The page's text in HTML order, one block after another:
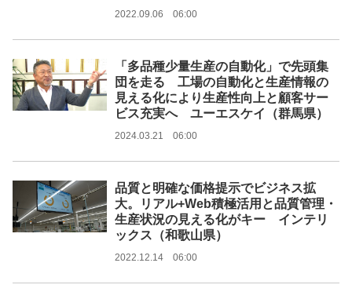
2022.09.06 06:00
「多品種少量生産の自動化」で先頭集
団を走る 工場の自動化と生産情報の
見える化により生産性向上と顧客サー
ビス充実へ ユーエスケイ（群馬県）
2024.03.21 06:00
品質と明確な価格提示でビジネス拡
大。リアル+Web積極活用と品質管理・
生産状況の見える化がキー インテリ
ックス（和歌山県）
2022.12.14 06:00